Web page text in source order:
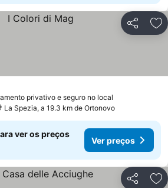
Partilhar
privativo e seguro no local
La Spezia, a 19.3 km de Ortonovo
ver os preços
Ver preços
Partilhar